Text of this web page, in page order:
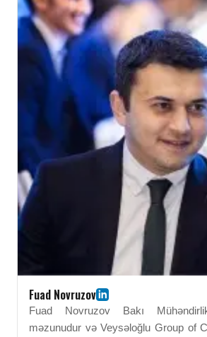
Nərmin Rəhimova sahibkarlığı və
inkişafı fəal şəkildə dəstəkləyir.
idarəetmə və analitik
uğuruna əhəmiyyətli dərəcədə
məzunları arasında tanınmış qadın
qiymətləndirilir.
Fuad Novruzov
Fuad Novruzov Bakı
məzunudur və Veysəloğlu Group of